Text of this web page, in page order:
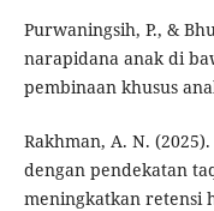
Purwaningsih, P., &
narapidana anak di
pembinaan khusus
Rakhman, A. N.
dengan pendekatan
meningkatkan retensi